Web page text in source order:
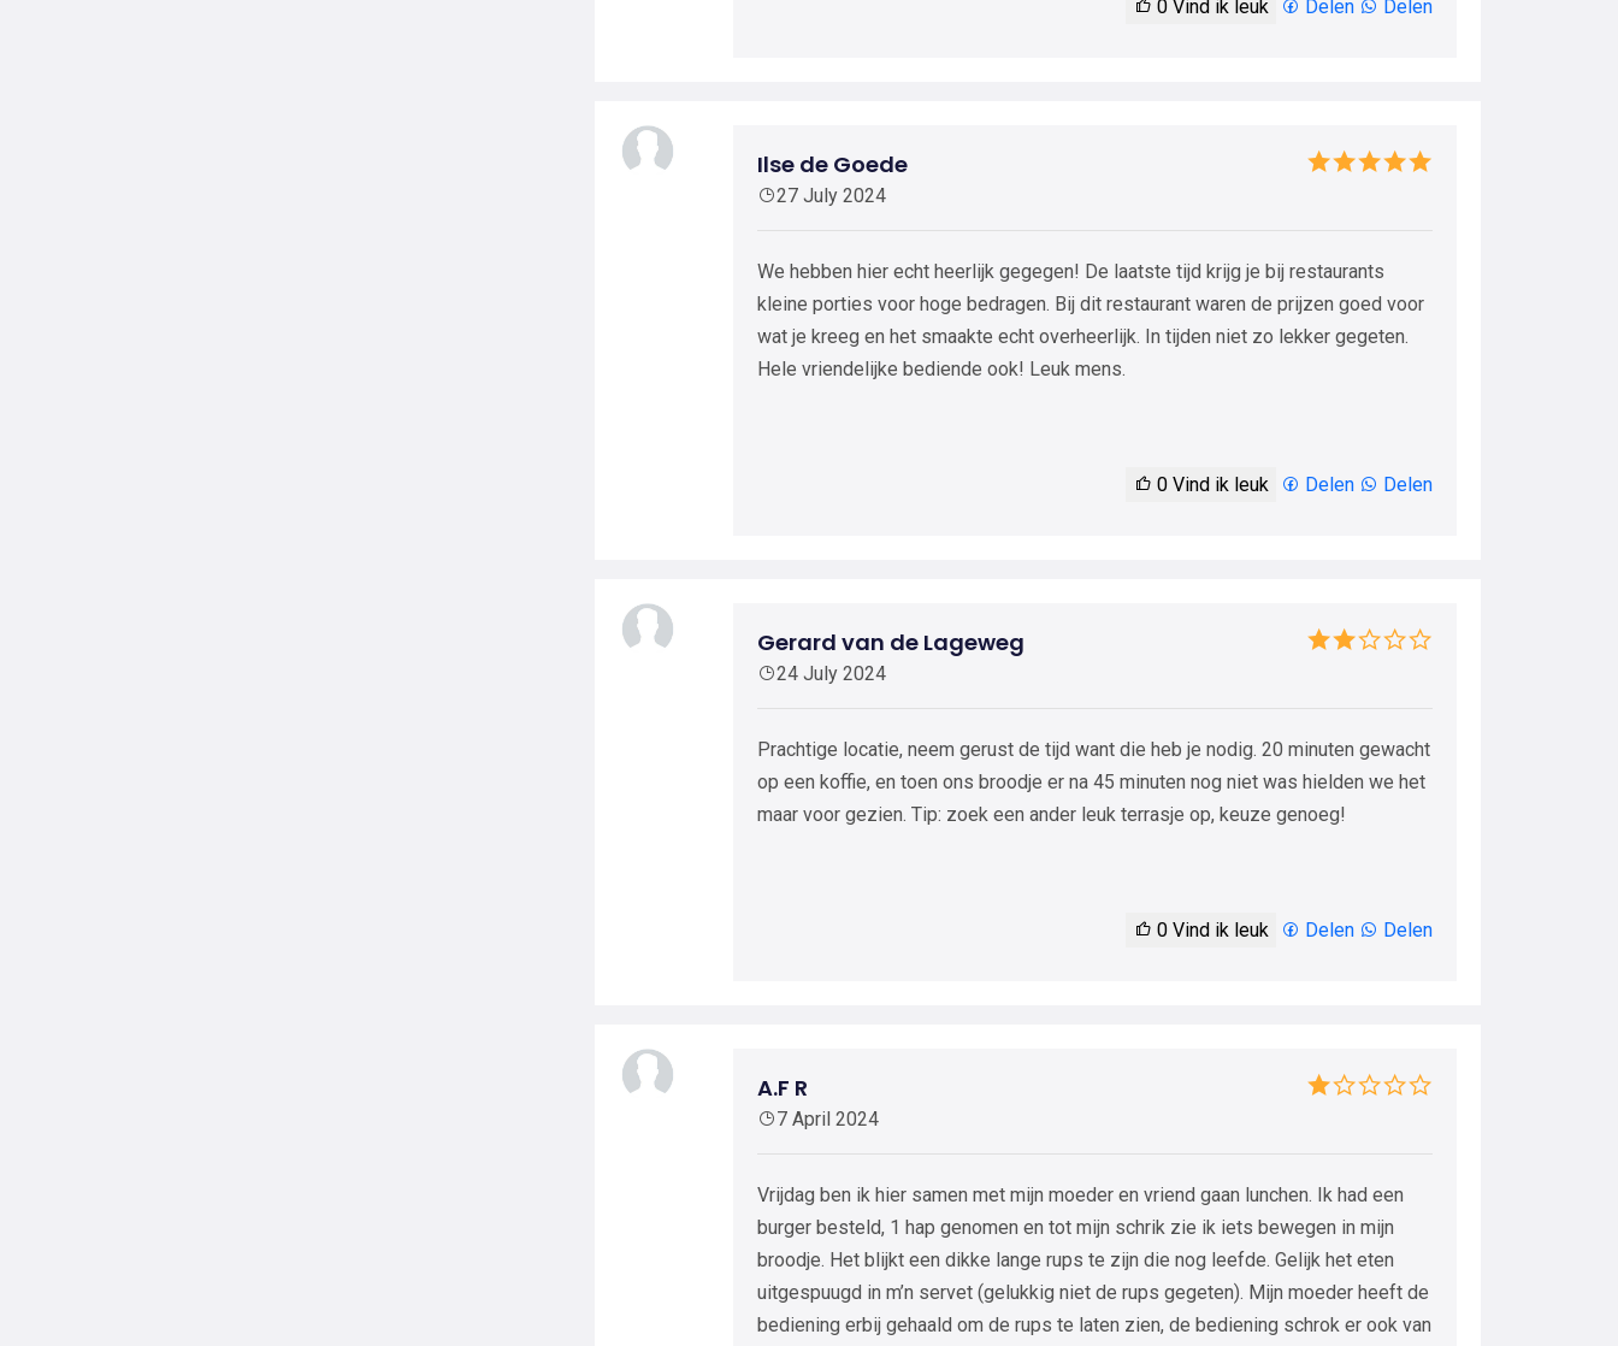
0 Vind ik leuk Delen Delen
Ilse de Goede
27 July 2024
We hebben hier echt heerlijk gegegen! De laatste tijd krijg je bij restaurants
kleine porties voor hoge bedragen. Bij dit restaurant waren de prijzen goed voor
wat je kreeg en het smaakte echt overheerlijk. In tijden niet zo lekker gegeten.
Hele vriendelijke bediende ook! Leuk mens.
0 Vind ik leuk Delen Delen
Gerard van de Lageweg
24 July 2024
Prachtige locatie, neem gerust de tijd want die heb je nodig. 20 minuten gewacht
op een koffie, en toen ons broodje er na 45 minuten nog niet was hielden we het
maar voor gezien. Tip: zoek een ander leuk terrasje op, keuze genoeg!
0 Vind ik leuk Delen Delen
A.F R
7 April 2024
Vrijdag ben ik hier samen met mijn moeder en vriend gaan lunchen. Ik had een
burger besteld, 1 hap genomen en tot mijn schrik zie ik iets bewegen in mijn
broodje. Het blijkt een dikke lange rups te zijn die nog leefde. Gelijk het eten
uitgespuugd in m’n servet (gelukkig niet de rups gegeten). Mijn moeder heeft de
bediening erbij gehaald om de rups te laten zien, de bediening schrok er ook van